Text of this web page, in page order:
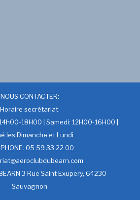
NOUS CONTACTER:
Horaire secrétariat:
18H00 | Samedi: 12H00-16H00 |
les Dimanche et Lundi
05 59 33 22 00
3 Rue Saint Exupery, 64230
Sauvagnon